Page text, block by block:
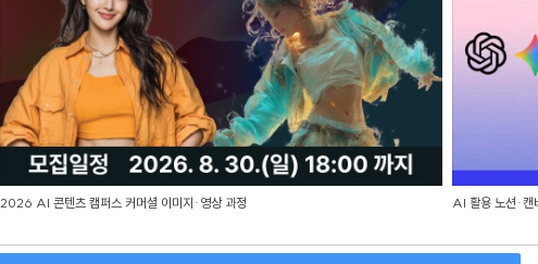
2026 AI 콘텐츠 캠퍼스 커머셜 이미지·영상 과정 AI 활용 노션·캔